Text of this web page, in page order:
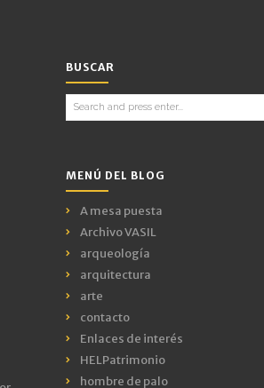
BUSCAR
Search
for:
MENÚ DEL BLOG
A mesa puesta
Archivo VASIL
arqueología
arquitectura
arte
contacto
Enlaces de interés
HELPatrimonio
hombre de palo